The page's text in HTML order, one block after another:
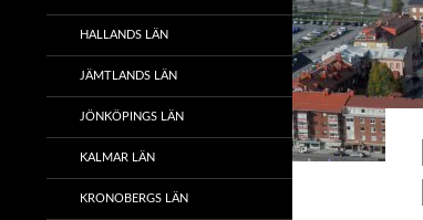
HALLANDS LÄN
JÄMTLANDS LÄN
JÖNKÖPINGS LÄN
KALMAR LÄN
KRONOBERGS LÄN